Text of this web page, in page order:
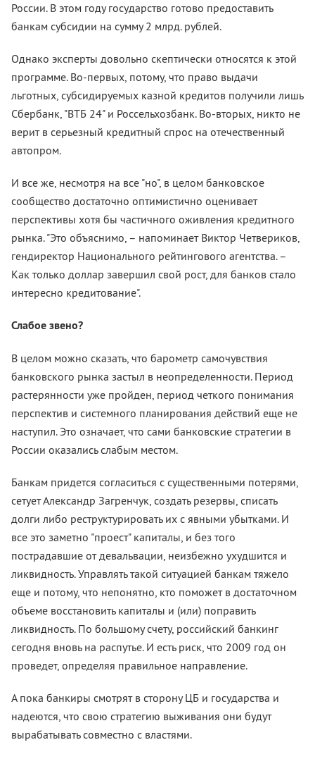
России. В этом году государство готово предоставить
банкам субсидии на сумму 2 млрд. рублей.
Однако эксперты довольно скептически относятся к этой
программе. Во-первых, потому, что право выдачи
льготных, субсидируемых казной кредитов получили лишь
Сбербанк, "ВТБ 24" и Россельхозбанк. Во-вторых, никто не
верит в серьезный кредитный спрос на отечественный
автопром.
И все же, несмотря на все "но", в целом банковское
сообщество достаточно оптимистично оценивает
перспективы хотя бы частичного оживления кредитного
рынка. "Это объяснимо, – напоминает Виктор Четвериков,
гендиректор Национального рейтингового агентства. –
Как только доллар завершил свой рост, для банков стало
интересно кредитование".
Слабое звено?
В целом можно сказать, что барометр самочувствия
банковского рынка застыл в неопределенности. Период
растерянности уже пройден, период четкого понимания
перспектив и системного планирования действий еще не
наступил. Это означает, что сами банковские стратегии в
России оказались слабым местом.
Банкам придется согласиться с существенными потерями,
сетует Александр Загренчук, создать резервы, списать
долги либо реструктурировать их с явными убытками. И
все это заметно "проест" капиталы, и без того
пострадавшие от девальвации, неизбежно ухудшится и
ликвидность. Управлять такой ситуацией банкам тяжело
еще и потому, что непонятно, кто поможет в достаточном
объеме восстановить капиталы и (или) поправить
ликвидность. По большому счету, российский банкинг
сегодня вновь на распутье. И есть риск, что 2009 год он
проведет, определяя правильное направление.
А пока банкиры смотрят в сторону ЦБ и государства и
надеются, что свою стратегию выживания они будут
вырабатывать совместно с властями.